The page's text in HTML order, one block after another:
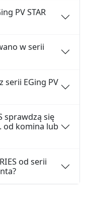
PV STAR
w serii
serii EGing PV
sprawdzą się
od komina lub
od serii